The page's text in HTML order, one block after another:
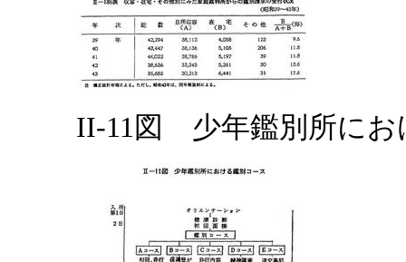
II-11図 少年鑑別所にお